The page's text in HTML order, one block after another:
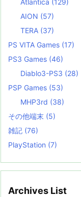
Atlantica (129)
AION (57)
TERA (37)
PS VITA Games (17)
PS3 Games (46)
Diablo3-PS3 (28)
PSP Games (53)
MHP3rd (38)
その他端末 (5)
雑記 (76)
PlayStation (7)
Archives List